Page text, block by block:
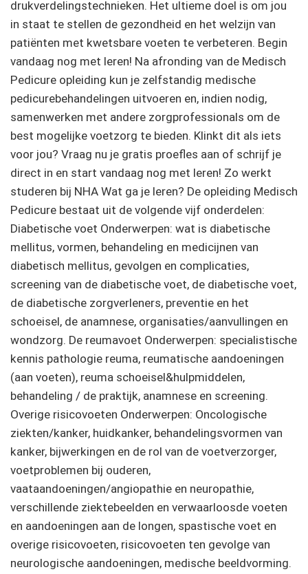
drukverdelingstechnieken. Het ultieme doel is om jou
in staat te stellen de gezondheid en het welzijn van
patiënten met kwetsbare voeten te verbeteren. Begin
vandaag nog met leren! Na afronding van de Medisch
Pedicure opleiding kun je zelfstandig medische
pedicurebehandelingen uitvoeren en, indien nodig,
samenwerken met andere zorgprofessionals om de
best mogelijke voetzorg te bieden. Klinkt dit als iets
voor jou? Vraag nu je gratis proefles aan of schrijf je
direct in en start vandaag nog met leren! Zo werkt
studeren bij NHA Wat ga je leren? De opleiding Medisch
Pedicure bestaat uit de volgende vijf onderdelen:
Diabetische voet Onderwerpen: wat is diabetische
mellitus, vormen, behandeling en medicijnen van
diabetisch mellitus, gevolgen en complicaties,
screening van de diabetische voet, de diabetische voet,
de diabetische zorgverleners, preventie en het
schoeisel, de anamnese, organisaties/aanvullingen en
wondzorg. De reumavoet Onderwerpen: specialistische
kennis pathologie reuma, reumatische aandoeningen
(aan voeten), reuma schoeisel&hulpmiddelen,
behandeling / de praktijk, anamnese en screening.
Overige risicovoeten Onderwerpen: Oncologische
ziekten/kanker, huidkanker, behandelingsvormen van
kanker, bijwerkingen en de rol van de voetverzorger,
voetproblemen bij ouderen,
vaataandoeningen/angiopathie en neuropathie,
verschillende ziektebeelden en verwaarloosde voeten
en aandoeningen aan de longen, spastische voet en
overige risicovoeten, risicovoeten ten gevolge van
neurologische aandoeningen, medische beeldvorming.